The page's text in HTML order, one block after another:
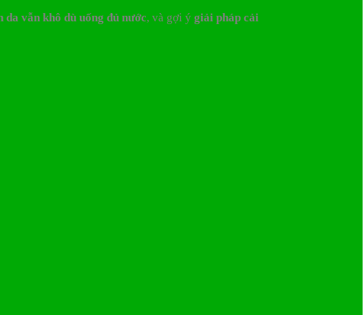
da vẫn khô dù uống đủ nước, và gợi ý giải pháp cải